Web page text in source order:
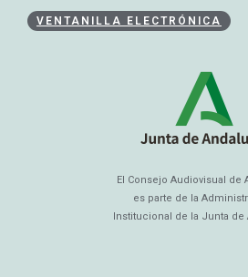
VENTANILLA ELECTRÓNICA
El Consejo Audiovisual de
es parte de la
Institucional de la Junta de